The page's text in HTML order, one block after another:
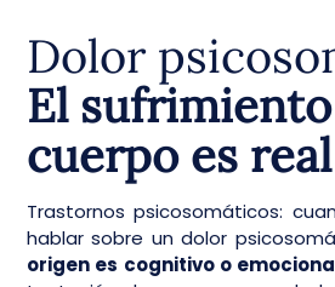
Dolor
El
cuerpo es real
Trastornos psicosomáticos:
hablar sobre un dolor
origen es cognitivo o